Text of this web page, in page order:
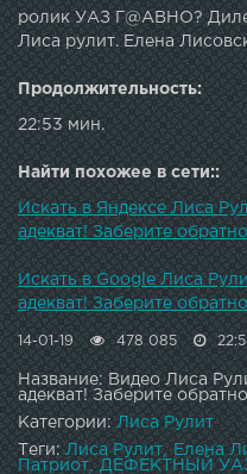
этом видео мы об это
lisarulit@arezerv.ruМОЙ
рекламе и
ВТОРОЙ КАНАЛ: ...Я В
----------------------------
Лисовская и я автор
жизнь связана с авто. В
тачках, делаю
жуликов и перекупов.
не забудьте про
ролик УАЗ Г@АВНО?
Лиса рулит. Елена
Продолжительность:
22:53 мин.
Найти похожее в сети::
Искать в Яндексе Лиса
адекват! Заберите
Искать в Google Лиса
адекват! Заберите
14-01-19 478 085
Название: Видео Лиса
адекват! Заберите
Категории:Лиса Рулит
Теги:Лиса Рулит Елена
Патриот
ДЕФЕКТНЫЙ